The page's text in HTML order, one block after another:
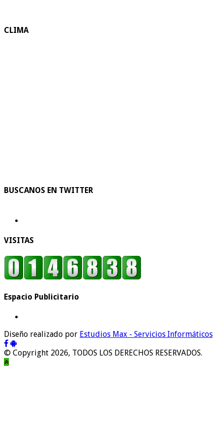
CLIMA
BUSCANOS EN TWITTER
VISITAS
Espacio Publicitario
Diseño realizado por Estudios Max - Servicios Informáticos
© Copyright 2026, TODOS LOS DERECHOS RESERVADOS.